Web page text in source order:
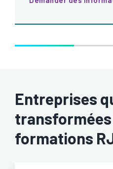
Entreprises
formations